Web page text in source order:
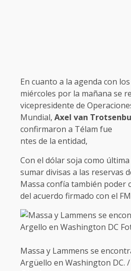
En cuanto a la agenda con
miércoles por la mañana se
vicepresidente de
Mundial, Axel van
confirmaron a Télam fue
ntes de la entidad,
Con el dólar soja como
sumar divisas a las reservas
Massa confía también poder
del acuerdo firmado con el
Massa y Lammens se
Argüello en Washington DC.